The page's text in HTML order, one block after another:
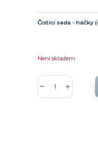
Čistící sada - háčky
Není skladem